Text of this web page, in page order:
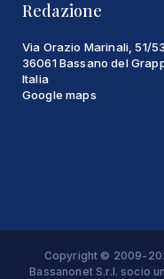
Redazione
Via Orazio Marinali, 51/53
36061 Bassano del
Italia
Google maps
Copyright © 2009-
Bassanonet S.r.l. socio